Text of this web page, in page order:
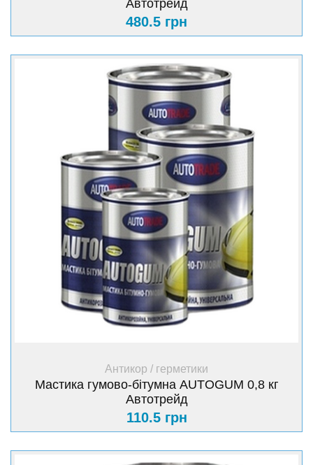
Автотрейд
480.5 грн
+ Купити
Антикор / герметики
Мастика гумово-бітумна AUTOGUM 0,8 кг
Автотрейд
110.5 грн